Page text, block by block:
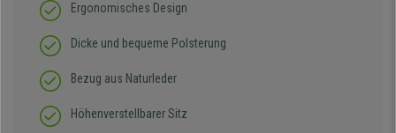
Ergonomisches Design
Dicke und bequeme Polsterung
Bezug aus Naturleder
Höhenverstellbarer Sitz